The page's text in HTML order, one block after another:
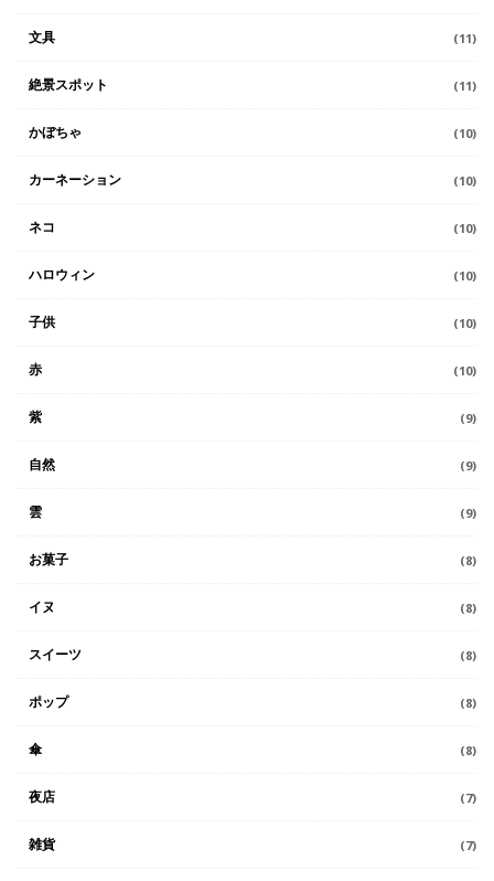
文具 (11)
絶景スポット (11)
かぼちゃ (10)
カーネーション (10)
ネコ (10)
ハロウィン (10)
子供 (10)
赤 (10)
紫 (9)
自然 (9)
雲 (9)
お菓子 (8)
イヌ (8)
スイーツ (8)
ポップ (8)
傘 (8)
夜店 (7)
雑貨 (7)